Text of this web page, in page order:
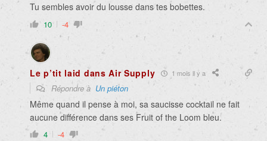
Tu sembles avoir du lousse dans tes bobettes.
10 -4
Le p’tit laid dans Air Supply 1 mois il y a
Répondre à Un piéton
Même quand il pense à moi, sa saucisse cocktail ne fait
aucune différence dans ses Fruit of the Loom bleu.
4 -4